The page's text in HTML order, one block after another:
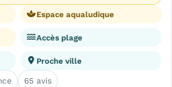
Espace aqualudique
Accès plage
Proche ville
65 avis